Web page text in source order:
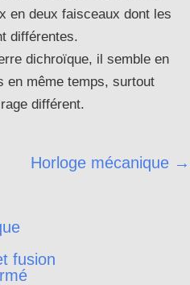
en deux faisceaux dont les
différentes.
dichroïque, il semble en
en même temps, surtout
différent.
Horloge mécanique →
fusion